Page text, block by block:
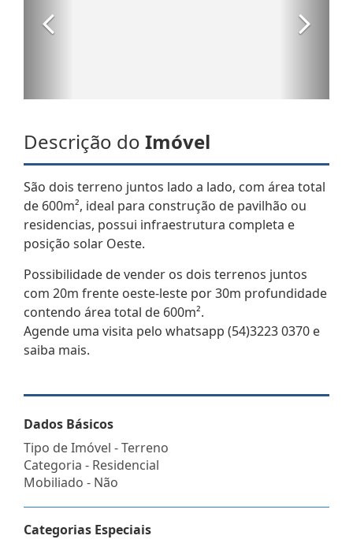
Descrição do Imóvel
São dois terreno juntos lado a lado, com área total
de 600m², ideal para construção de pavilhão ou
residencias, possui infraestrutura completa e
posição solar Oeste.
Possibilidade de vender os dois terrenos juntos
com 20m frente oeste-leste por 30m profundidade
contendo área total de 600m².
Agende uma visita pelo whatsapp (54)3223 0370 e
saiba mais.
Dados Básicos
Tipo de Imóvel - Terreno
Categoria - Residencial
Mobiliado - Não
Categorias Especiais